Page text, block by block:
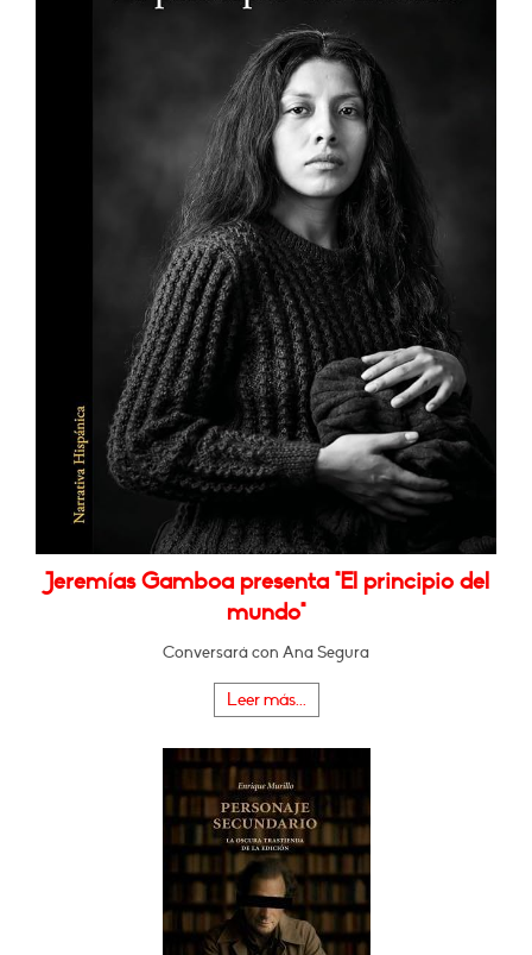
Jeremías Gamboa presenta "El principio del
mundo"
Conversará con Ana Segura
Leer más...